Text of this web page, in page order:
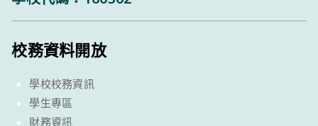
校務資料開放
學校校務資訊
學生專區
財務資訊